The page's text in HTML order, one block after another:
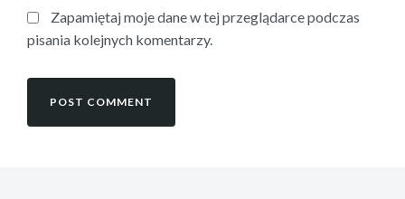
Zapamiętaj moje dane w tej przeglądarce podczas
pisania kolejnych komentarzy.